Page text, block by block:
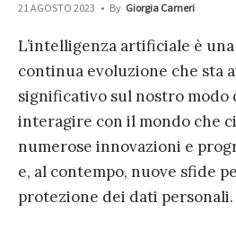
21 AGOSTO 2023 • By Giorgia Carneri
L’intelligenza artificiale è
continua evoluzione che sta
significativo sul nostro modo
interagire con il mondo che
numerose innovazioni e
e, al contempo, nuove sfide
protezione dei dati personali.